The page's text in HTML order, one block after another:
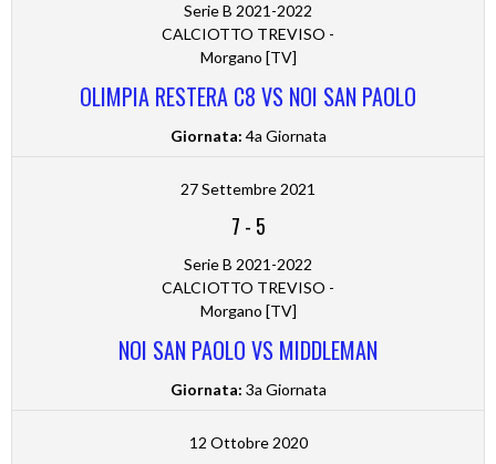
Serie B 2021-2022
CALCIOTTO TREVISO -
Morgano [TV]
OLIMPIA RESTERA C8 VS NOI SAN PAOLO
Giornata: 4a Giornata
27 Settembre 2021
7 - 5
Serie B 2021-2022
CALCIOTTO TREVISO -
Morgano [TV]
NOI SAN PAOLO VS MIDDLEMAN
Giornata: 3a Giornata
12 Ottobre 2020